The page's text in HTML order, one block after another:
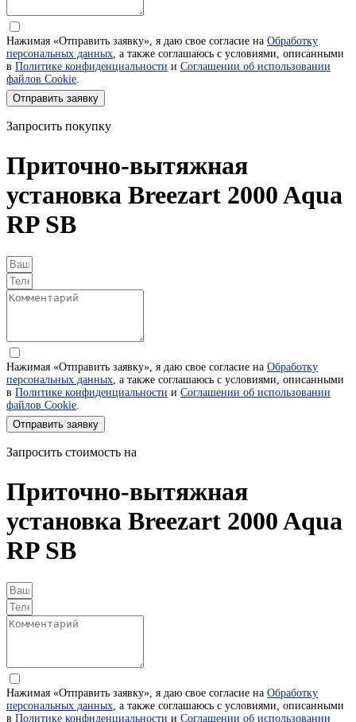
Нажимая «Отправить заявку», я даю свое согласие на Обработку
персональных данных, а также соглашаюсь с условиями, описанными
в Политике конфиденциальности и Соглашении об использовании
файлов Cookie.
Отправить заявку
Запросить покупку
Приточно-вытяжная
установка Breezart 2000 Aqua
RP SB
Нажимая «Отправить заявку», я даю свое согласие на Обработку
персональных данных, а также соглашаюсь с условиями, описанными
в Политике конфиденциальности и Соглашении об использовании
файлов Cookie.
Отправить заявку
Запросить стоимость на
Приточно-вытяжная
установка Breezart 2000 Aqua
RP SB
Нажимая «Отправить заявку», я даю свое согласие на Обработку
персональных данных , а также соглашаюсь с условиями, описанными
в Политике конфиденциальности и Соглашении об использовании